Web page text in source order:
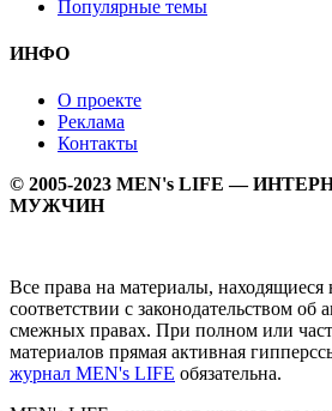
Популярные темы
ИНФО
О проекте
Реклама
Контакты
© 2005-2023 MEN's LIFE —
МУЖЧИН
Все права на материалы, находящиеся
соответствии с законодательством об
смежных правах. При полном или
материалов прямая активная
журнал MEN's LIFE обязательна.